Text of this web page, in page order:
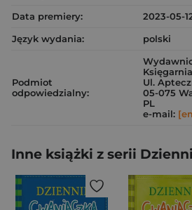
Data premiery:
2023-05-
Język wydania:
polski
Podmiot
odpowiedzialny:
Księgarnia
Ul.
05-075
PL
e-mail:
Inne książki z serii